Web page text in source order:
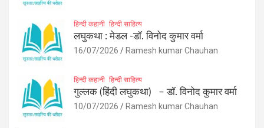
हिन्दी कहानी हिन्दी साहित्य
लघुकथा : मेडल -डॉ. विनोद कुमार वर्मा
16/07/2026 Ramesh kumar Chauhan
हिन्दी कहानी हिन्दी साहित्य
गुल्लक (हिंदी लघुकथा) – डॉ. विनोद कुमार वर्मा
10/07/2026 Ramesh kumar Chauhan